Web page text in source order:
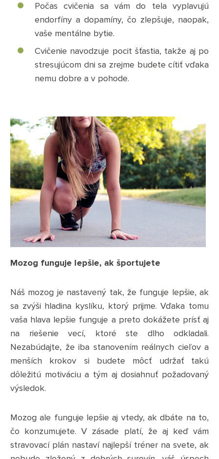
Počas cvičenia sa vám do tela vyplavujú
endorfíny a dopamíny, čo zlepšuje, naopak,
vaše mentálne bytie.
Cvičenie navodzuje pocit šťastia, takže aj po
stresujúcom dni sa zrejme budete cítiť vďaka
nemu dobre a v pohode.
Mozog funguje lepšie, ak športujete
Náš mozog je nastavený tak, že funguje lepšie, ak
sa zvýši hladina kyslíku, ktorý prijme. Vďaka tomu
vaša hlava lepšie funguje a preto dokážete prísť aj
na riešenie vecí, ktoré ste dlho odkladali.
Nezabúdajte, že iba stanovením reálnych cieľov a
menších krokov si budete môcť udržať takú
dôležitú motiváciu a tým aj dosiahnuť požadovaný
výsledok.
Mozog ale funguje lepšie aj vtedy, ak dbáte na to,
čo konzumujete. V zásade platí, že aj keď vám
stravovací plán nastaví najlepší tréner na svete, ak